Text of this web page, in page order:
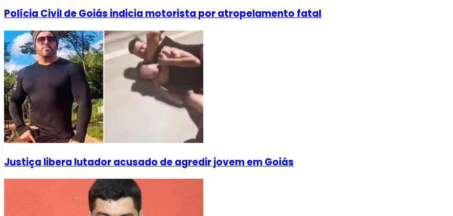
Polícia Civil de Goiás indicia motorista por atropelamento fatal
Justiça libera lutador acusado de agredir jovem em Goiás